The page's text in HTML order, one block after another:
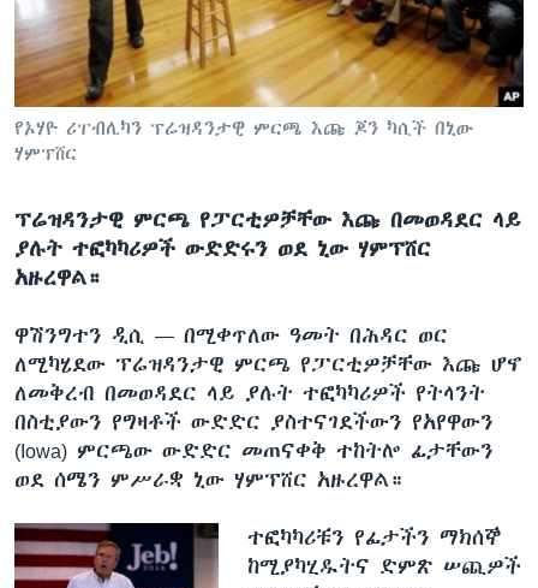
ቋንቋዎች
የኦሃዮ ሪፐብሊካን ፕሬዝዳንታዊ ምርጫ እጩ ጆን ካሲች በኒው
ሃምፕሸር
ፕሬዝዳንታዊ ምርጫ የፓርቲዎቻቸው እጩ በመወዳደር ላይ
ያሉት ተፎካካሪዎች ውድድሩን ወደ ኒው ሃምፕሸር
አዙረዋል።
ዋሽንግተን ዲሲ — በሚቀጥለው ዓመት በሕዳር ወር
ለሚካሄደው ፕሬዝዳንታዊ ምርጫ የፓርቲዎቻቸው እጩ ሆኖ
ለመቅረብ በመወዳደር ላይ ያሉት ተፎካካሪዎች የትላንት
በስቲያውን የግዛቶች ውድድር ያስተናገደችውን የአየዋውን
(Iowa) ምርጫው ውድድር መጠናቀቅ ተከትሎ ፊታቸውን
ወደ ሰሜን ምሥራቋ ኒው ሃምፕሸር አዙረዋል።
ተፎካካሪቹን የፊታችን ማክሰኞ
ከሚያካሂዱትና ድምጽ ሠጪዎች